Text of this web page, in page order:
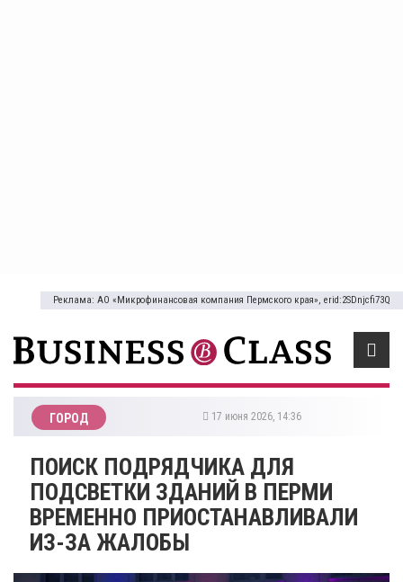
Реклама: АО «Микрофинансовая компания Пермского края», erid:2SDnjcfi73Q
ГОРОД 17 июня 2026, 14:36
ПОИСК ПОДРЯДЧИКА ДЛЯ
ПОДСВЕТКИ ЗДАНИЙ В ПЕРМИ
ВРЕМЕННО ПРИОСТАНАВЛИВАЛИ
ИЗ-ЗА ЖАЛОБЫ